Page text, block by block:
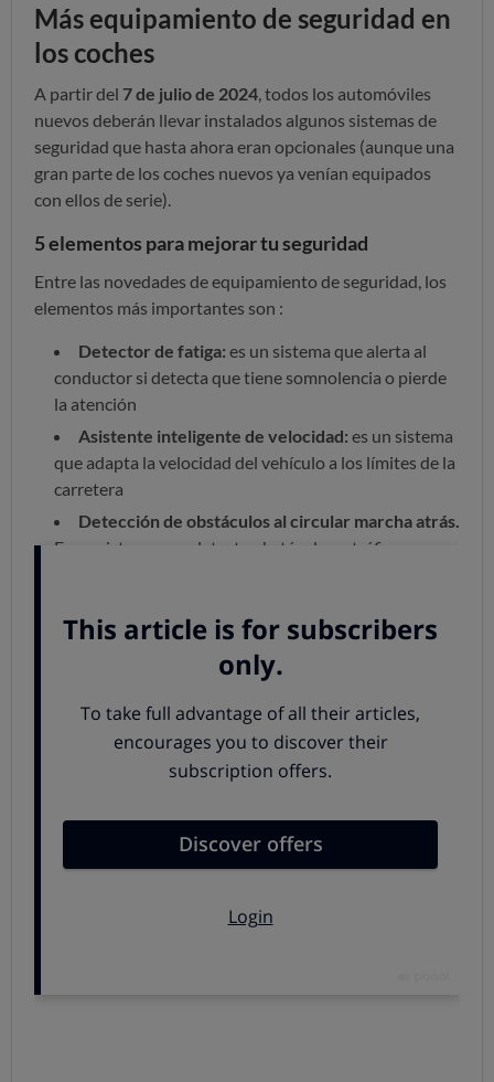
Más equipamiento de seguridad en
los coches
A partir del 7 de julio de 2024 , todos los automóviles
nuevos deberán llevar instalados algunos sistemas de
seguridad que hasta ahora eran opcionales (aunque una
gran parte de los coches nuevos ya venían equipados
con ellos de serie).
5 elementos para mejorar tu seguridad
Entre las novedades de equipamiento de seguridad, los
elementos más importantes son :
Detector de fatiga: es un sistema que alerta al
conductor si detecta que tiene somnolencia o pierde
la atención
Asistente inteligente de velocidad: es un sistema
que adapta la velocidad del vehículo a los límites de la
carretera
Detección de obstáculos al circular marcha atrás.
Es un sistema que detecta obstáculos o tráfico
Alerta de cambio de carril. Es un sistema que
alerta al conductor si detecta que el vehículo ha
cambiado de carril sin indicarlo con el intermitente
Frenado automático de emergencia.Adapta la
frenada de emergencia para tratar de evitar la colisión
o minimizar daños
Otra novedad es quetodos los coches que se
aviones, cuyo cometido será ayudar a esclarecer lo que